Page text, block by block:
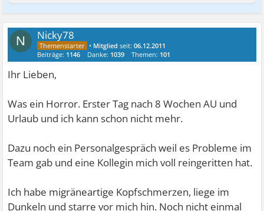
N Nicky78
• Mitglied seit:06.12.2011
Beiträge: 1146 Danke: 1039 Themen: 101
Ihr Lieben,
Was ein Horror. Erster Tag nach 8 Wochen AU und
Urlaub und ich kann schon nicht mehr.
Dazu noch ein Personalgespräch weil es Probleme im
Team gab und eine Kollegin mich voll reingeritten hat.
Ich habe migräneartige Kopfschmerzen, liege im
Dunkeln und starre vor mich hin. Noch nicht einmal